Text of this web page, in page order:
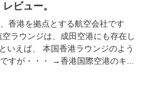
ビュー。
香港を拠点とする航空会社です
ラウンジは、成田空港にも存在し
いえば、 本国香港ラウンジのよう
すが・・・ →香港国際空港のキ...